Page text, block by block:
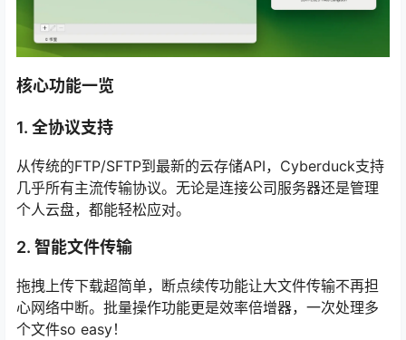
核心功能一览
1. 全协议支持
从传统的FTP/SFTP到最新的云存储API，Cyberduck支持
几乎所有主流传输协议。无论是连接公司服务器还是管理
个人云盘，都能轻松应对。
2. 智能文件传输
拖拽上传下载超简单，断点续传功能让大文件传输不再担
心网络中断。批量操作功能更是效率倍增器，一次处理多
个文件so easy！